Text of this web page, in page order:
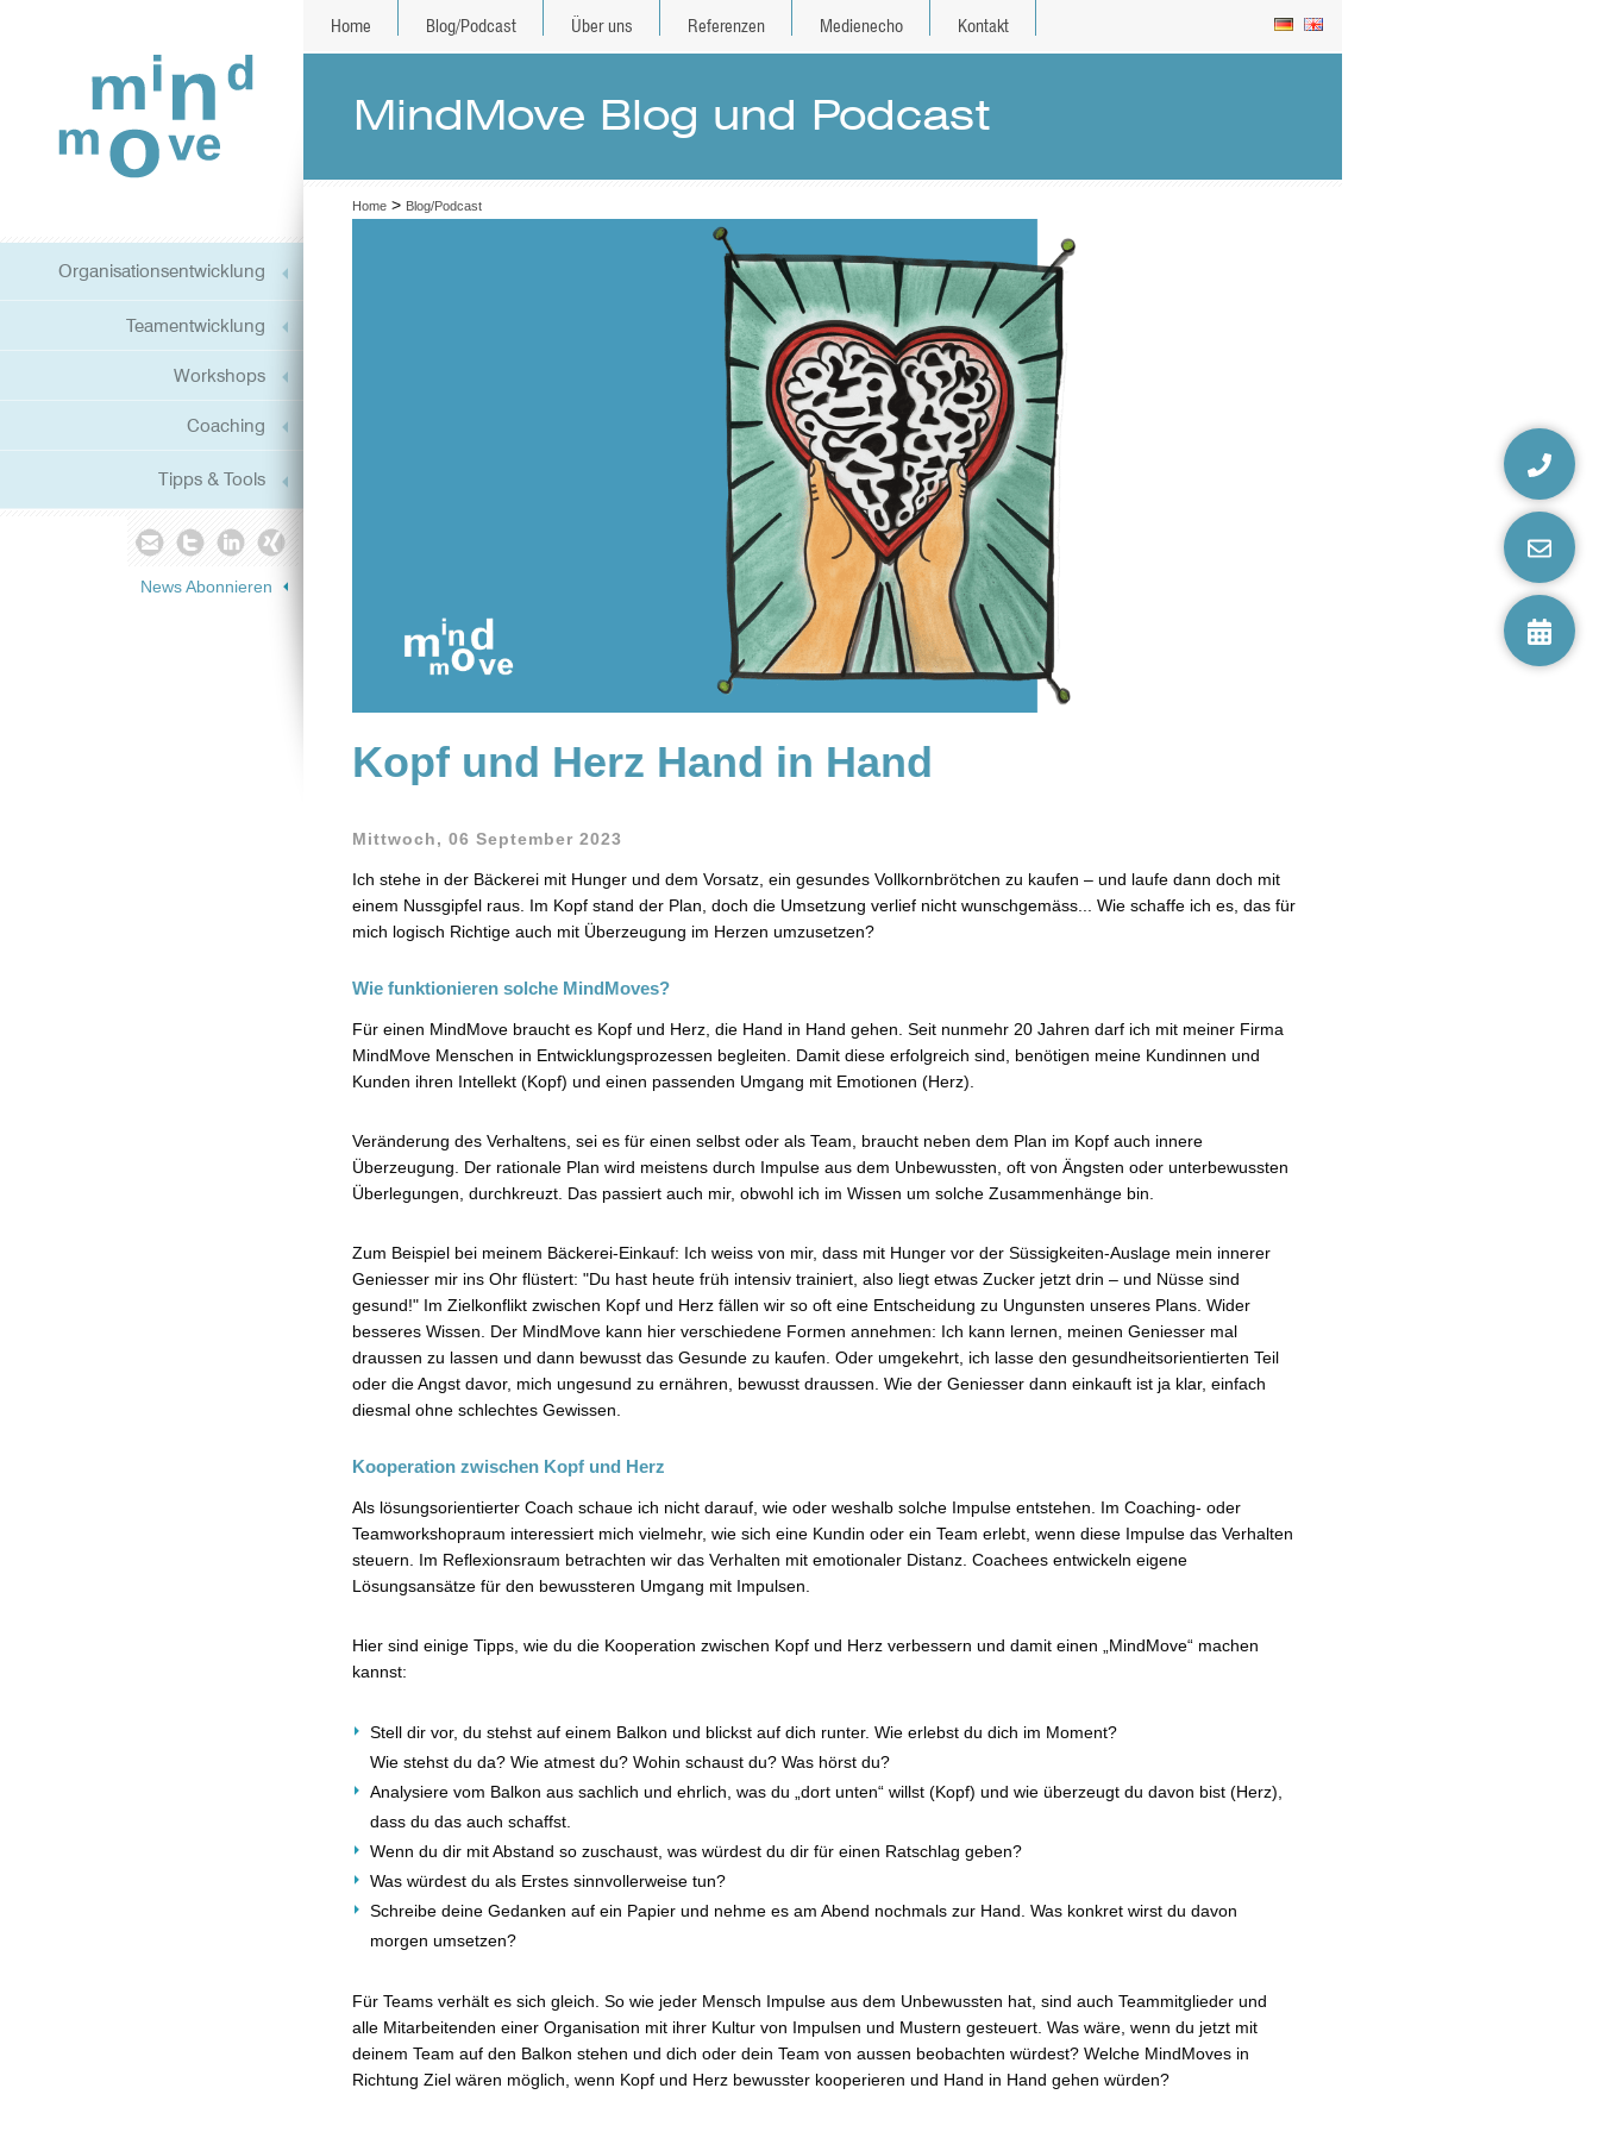
Home Blog/Podcast Über uns Referenzen Medienecho Kontakt
Organisationsentwicklung
Teamentwicklung
Workshops
Coaching
Tipps & Tools
News Abonnieren
MindMove Blog und Podcast
Home > Blog/Podcast
Kopf und Herz Hand in Hand
Mittwoch, 06 September 2023
Ich stehe in der Bäckerei mit Hunger und dem Vorsatz, ein gesundes Vollkornbrötchen zu kaufen – und laufe dann doch mit
einem Nussgipfel raus. Im Kopf stand der Plan, doch die Umsetzung verlief nicht wunschgemäss... Wie schaffe ich es, das für
mich logisch Richtige auch mit Überzeugung im Herzen umzusetzen?
Wie funktionieren solche MindMoves?
Für einen MindMove braucht es Kopf und Herz, die Hand in Hand gehen. Seit nunmehr 20 Jahren darf ich mit meiner Firma
MindMove Menschen in Entwicklungsprozessen begleiten. Damit diese erfolgreich sind, benötigen meine Kundinnen und
Kunden ihren Intellekt (Kopf) und einen passenden Umgang mit Emotionen (Herz).
Veränderung des Verhaltens, sei es für einen selbst oder als Team, braucht neben dem Plan im Kopf auch innere
Überzeugung. Der rationale Plan wird meistens durch Impulse aus dem Unbewussten, oft von Ängsten oder unterbewussten
Überlegungen, durchkreuzt. Das passiert auch mir, obwohl ich im Wissen um solche Zusammenhänge bin.
Zum Beispiel bei meinem Bäckerei-Einkauf: Ich weiss von mir, dass mit Hunger vor der Süssigkeiten-Auslage mein innerer
Geniesser mir ins Ohr flüstert: "Du hast heute früh intensiv trainiert, also liegt etwas Zucker jetzt drin – und Nüsse sind
gesund!" Im Zielkonflikt zwischen Kopf und Herz fällen wir so oft eine Entscheidung zu Ungunsten unseres Plans. Wider
besseres Wissen. Der MindMove kann hier verschiedene Formen annehmen: Ich kann lernen, meinen Geniesser mal
draussen zu lassen und dann bewusst das Gesunde zu kaufen. Oder umgekehrt, ich lasse den gesundheitsorientierten Teil
oder die Angst davor, mich ungesund zu ernähren, bewusst draussen. Wie der Geniesser dann einkauft ist ja klar, einfach
diesmal ohne schlechtes Gewissen.
Kooperation zwischen Kopf und Herz
Als lösungsorientierter Coach schaue ich nicht darauf, wie oder weshalb solche Impulse entstehen. Im Coaching- oder
Teamworkshopraum interessiert mich vielmehr, wie sich eine Kundin oder ein Team erlebt, wenn diese Impulse das Verhalten
steuern. Im Reflexionsraum betrachten wir das Verhalten mit emotionaler Distanz. Coachees entwickeln eigene
Lösungsansätze für den bewussteren Umgang mit Impulsen.
Hier sind einige Tipps, wie du die Kooperation zwischen Kopf und Herz verbessern und damit einen „MindMove“ machen
kannst:
Stell dir vor, du stehst auf einem Balkon und blickst auf dich runter. Wie erlebst du dich im Moment?
Wie stehst du da? Wie atmest du? Wohin schaust du? Was hörst du?
Analysiere vom Balkon aus sachlich und ehrlich, was du „dort unten“ willst (Kopf) und wie überzeugt du davon bist (Herz),
dass du das auch schaffst.
Wenn du dir mit Abstand so zuschaust, was würdest du dir für einen Ratschlag geben?
Was würdest du als Erstes sinnvollerweise tun?
Schreibe deine Gedanken auf ein Papier und nehme es am Abend nochmals zur Hand. Was konkret wirst du davon
morgen umsetzen?
Für Teams verhält es sich gleich. So wie jeder Mensch Impulse aus dem Unbewussten hat, sind auch Teammitglieder und
alle Mitarbeitenden einer Organisation mit ihrer Kultur von Impulsen und Mustern gesteuert. Was wäre, wenn du jetzt mit
deinem Team auf den Balkon stehen und dich oder dein Team von aussen beobachten würdest? Welche MindMoves in
Richtung Ziel wären möglich, wenn Kopf und Herz bewusster kooperieren und Hand in Hand gehen würden?